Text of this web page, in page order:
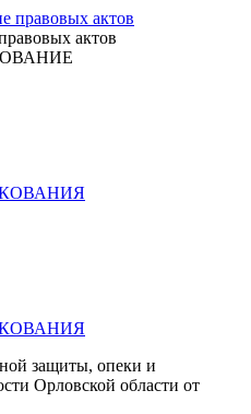
актов
защиты, опеки и
Орловской области от